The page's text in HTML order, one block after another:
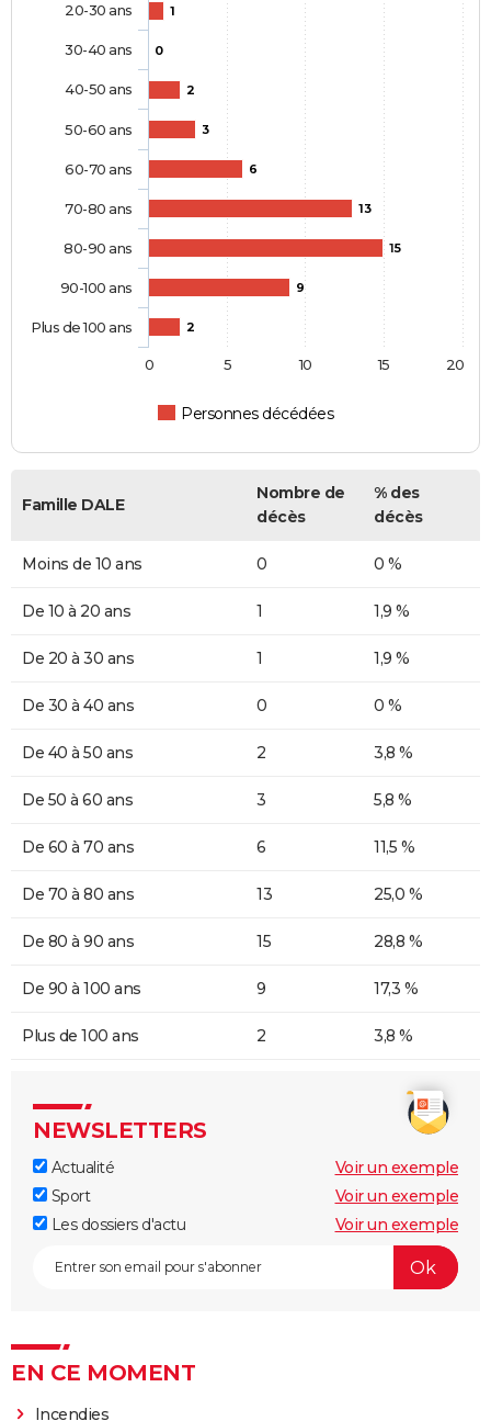
1
0
2
3
6
13
15
9
2
Personnes décédées
20-30 ans
30-40 ans
40-50 ans
50-60 ans
60-70 ans
70-80 ans
80-90 ans
90-100 ans
Plus de 100 ans
0 5 10 15 20
Famille DALE
Nombre de
décès
% des
décès
Moins de 10 ans 0 0 %
De 10 à 20 ans 1 1,9 %
De 20 à 30 ans 1 1,9 %
De 30 à 40 ans 0 0 %
De 40 à 50 ans 2 3,8 %
De 50 à 60 ans 3 5,8 %
De 60 à 70 ans 6 11,5 %
De 70 à 80 ans 13 25,0 %
De 80 à 90 ans 15 28,8 %
De 90 à 100 ans 9 17,3 %
Plus de 100 ans 2 3,8 %
NEWSLETTERS
Actualité
Voir un exemple
Sport
Voir un exemple
Les dossiers d'actu
Voir un exemple
EN CE MOMENT
Incendies